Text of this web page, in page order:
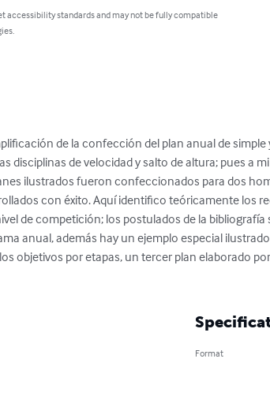
accessibility standards and may not be fully compatible
de la confección del plan anual de
disciplinas de velocidad y salto de altura; pues a
ilustrados fueron confeccionados para dos
con éxito. Aquí identifico teóricamente los
de competición; los postulados de la bibliografía
anual, además hay un ejemplo especial
objetivos por etapas, un tercer plan elaborado
Format